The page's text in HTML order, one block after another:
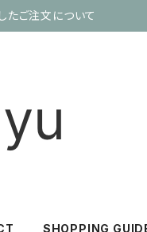
たご注文について
SHOPPING